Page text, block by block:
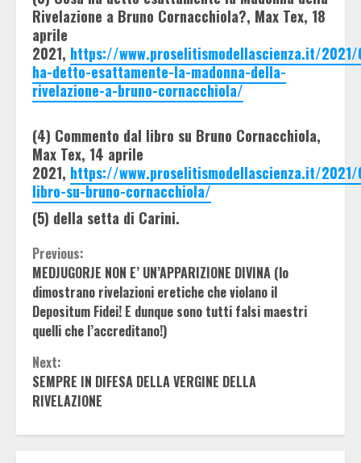
Rivelazione a Bruno Cornacchiola?, Max Tex, 18
aprile
2021, https://www.proselitismodellascienza.it/
ha-detto-esattamente-la-madonna-della-
rivelazione-a-bruno-cornacchiola/
(4) Commento dal libro su Bruno Cornacchiola,
Max Tex, 14 aprile
2021, https://www.proselitismodellascienza.it/
libro-su-bruno-cornacchiola/
(5) della setta di Carini.
Continue
Reading
Previous:
MEDJUGORJE NON E’ UN’APPARIZIONE DIVINA (lo
dimostrano rivelazioni eretiche che violano il
Depositum Fidei! E dunque sono tutti falsi maestri
quelli che l’accreditano!)
Next:
SEMPRE IN DIFESA DELLA VERGINE DELLA
RIVELAZIONE